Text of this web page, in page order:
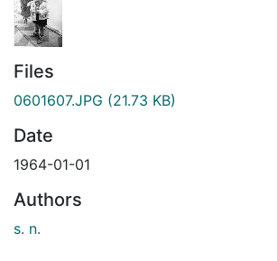
Files
0601607.JPG (21.73 KB)
Date
1964-01-01
Authors
s. n.